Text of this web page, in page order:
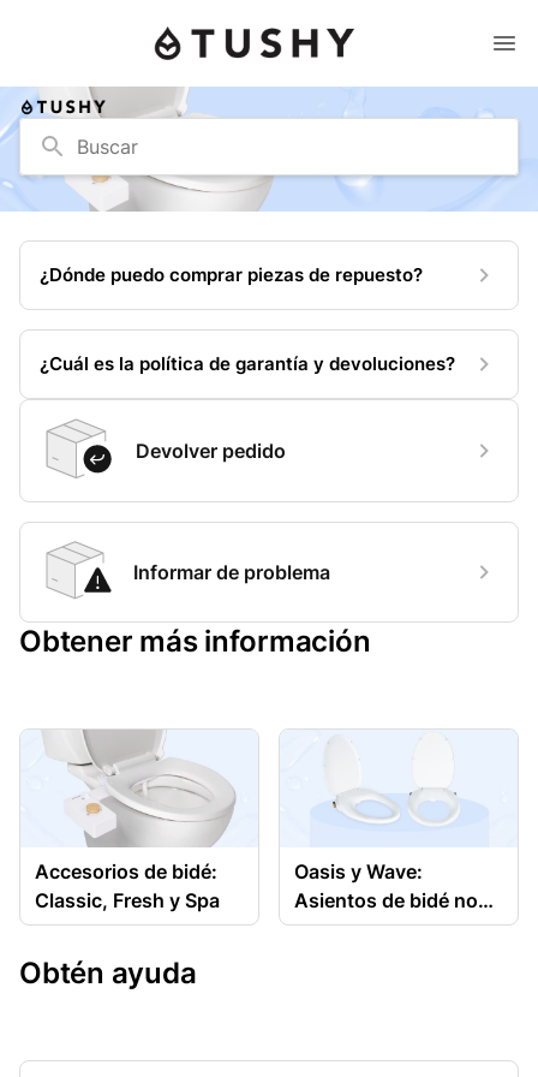
Buscar
¿Dónde puedo comprar piezas de repuesto?
¿Cuál es la política de garantía y devoluciones?
Devolver pedido
Informar de problema
Obtener más información
Accesorios de bidé:
Classic, Fresh y Spa
Oasis y Wave:
Asientos de bidé no
eléctricos
Obtén ayuda